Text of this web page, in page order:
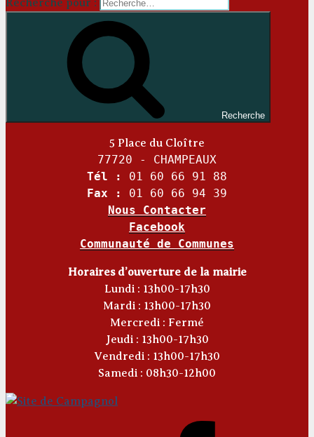
Recherche pour :
Recherche
5 Place du Cloître
77720 - CHAMPEAUX
Tél :
01 60 66 91 88
Fax :
01 60 66 94 39
Nous Contacter
Facebook
Communauté de Communes
Horaires d’ouverture de la mairie
Lundi : 13h00-17h30
Mardi : 13h00-17h30
Mercredi : Fermé
Jeudi : 13h00-17h30
Vendredi : 13h00-17h30
Samedi : 08h30-12h00